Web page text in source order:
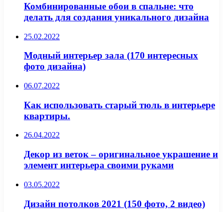
Комбинированные обои в спальне: что
делать для создания уникального дизайна
25.02.2022
Модный интерьер зала (170 интересных
фото дизайна)
06.07.2022
Как использовать старый тюль в интерьере
квартиры.
26.04.2022
Декор из веток – оригинальное украшение и
элемент интерьера своими руками
03.05.2022
Дизайн потолков 2021 (150 фото, 2 видео)